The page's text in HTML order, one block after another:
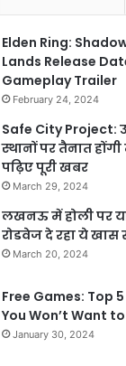
Elden Ring:
Lands Release
Gameplay Trailer
February 24, 2024
Safe City Project:
स्थानों पर तैनात
पढ़िए पूरी खबर
March 29, 2024
लखनऊ में होली पर
रोडवेज दे रहा ये खास
March 20, 2024
Free Games: Top
You Won’t Want
January 30, 2024